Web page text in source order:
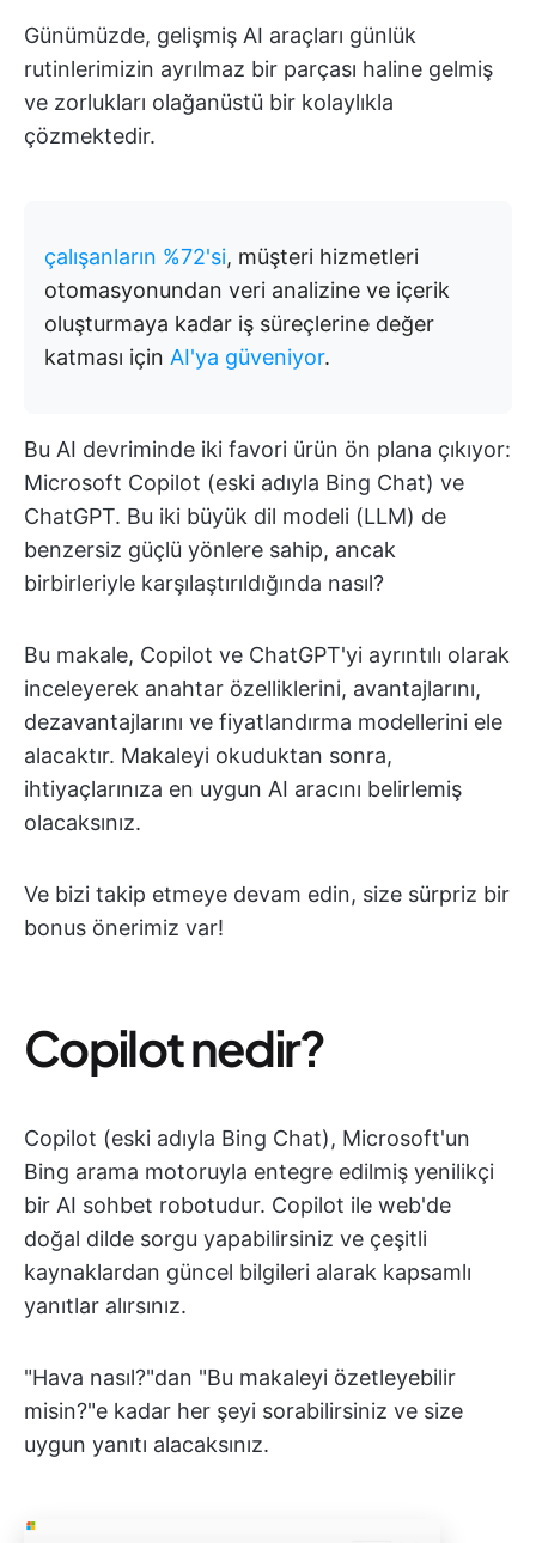
Günümüzde, gelişmiş AI araçları günlük
rutinlerimizin ayrılmaz bir parçası haline gelmiş
ve zorlukları olağanüstü bir kolaylıkla
çözmektedir.
çalışanların %72'si, müşteri hizmetleri
otomasyonundan veri analizine ve içerik
oluşturmaya kadar iş süreçlerine değer
katması için AI'ya güveniyor.
Bu AI devriminde iki favori ürün ön plana çıkıyor:
Microsoft Copilot (eski adıyla Bing Chat) ve
ChatGPT. Bu iki büyük dil modeli (LLM) de
benzersiz güçlü yönlere sahip, ancak
birbirleriyle karşılaştırıldığında nasıl?
Bu makale, Copilot ve ChatGPT'yi ayrıntılı olarak
inceleyerek anahtar özelliklerini, avantajlarını,
dezavantajlarını ve fiyatlandırma modellerini ele
alacaktır. Makaleyi okuduktan sonra,
ihtiyaçlarınıza en uygun AI aracını belirlemiş
olacaksınız.
Ve bizi takip etmeye devam edin, size sürpriz bir
bonus önerimiz var!
Copilot nedir?
Copilot (eski adıyla Bing Chat), Microsoft'un
Bing arama motoruyla entegre edilmiş yenilikçi
bir AI sohbet robotudur. Copilot ile web'de
doğal dilde sorgu yapabilirsiniz ve çeşitli
kaynaklardan güncel bilgileri alarak kapsamlı
yanıtlar alırsınız.
"Hava nasıl?"dan "Bu makaleyi özetleyebilir
misin?"e kadar her şeyi sorabilirsiniz ve size
uygun yanıtı alacaksınız.